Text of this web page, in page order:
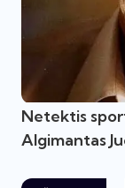
Netektis
Algimantas